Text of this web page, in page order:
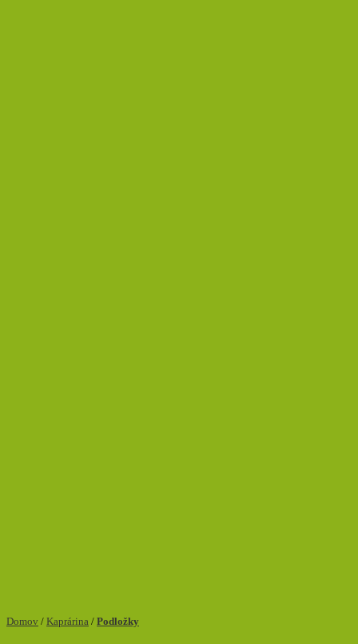
Domov / Kaprárina / Podložky